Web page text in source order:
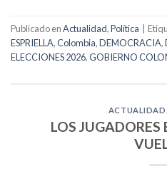
Publicado enActualidad,Política
ESPRIELLA,Colombia,DEMOCRACIA,
ELECCIONES 2026,GOBIERNO
ACTUALIDAD
LOS JUGADORES